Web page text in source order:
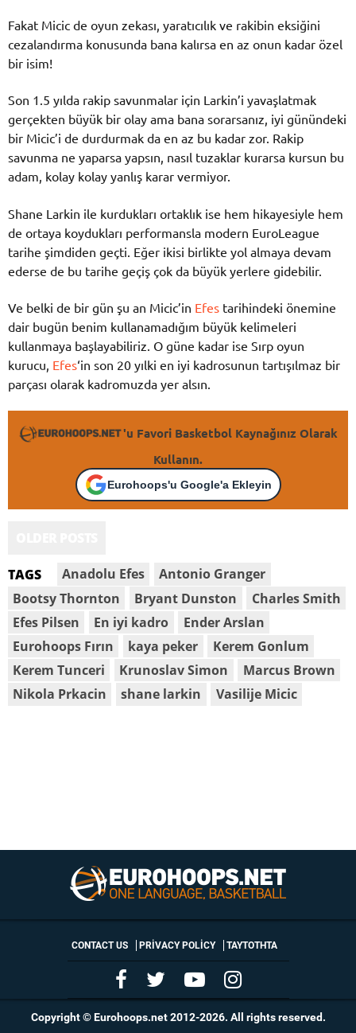
Fakat Micic de oyun zekası, yaratıcılık ve rakibin eksiğini
cezalandırma konusunda bana kalırsa en az onun kadar özel
bir isim!
Son 1.5 yılda rakip savunmalar için Larkin’i yavaşlatmak
gerçekten büyük bir olay ama bana sorarsanız, iyi günündeki
bir Micic’i de durdurmak da en az bu kadar zor. Rakip
savunma ne yaparsa yapsın, nasıl tuzaklar kurarsa kursun bu
adam, kolay kolay yanlış karar vermiyor.
Shane Larkin ile kurdukları ortaklık ise hem hikayesiyle hem
de ortaya koydukları performansla modern EuroLeague
tarihe şimdiden geçti. Eğer ikisi birlikte yol almaya devam
ederse de bu tarihe geçiş çok da büyük yerlere gidebilir.
Ve belki de bir gün şu an Micic’in Efes tarihindeki önemine
dair bugün benim kullanamadığım büyük kelimeleri
kullanmaya başlayabiliriz. O güne kadar ise Sırp oyun
kurucu, Efes‘in son 20 yılki en iyi kadrosunun tartışılmaz bir
parçası olarak kadromuzda yer alsın.
'u Favori Basketbol Kaynağınız Olarak
Kullanın.
Eurohoops'u Google'a Ekleyin
TAGS Anadolu Efes
Antonio Granger
Bootsy Thornton
Bryant Dunston
Charles Smith
Efes Pilsen
En iyi kadro
Ender Arslan
Eurohoops Fırın
kaya peker
Kerem Gonlum
Kerem Tunceri
Krunoslav Simon
Marcus Brown
Nikola Prkacin
shane larkin Vasilije Micic
CONTACT US PRIVACY POLICY ΤΑΥΤΟΤΗΤΑ
Copyright © Eurohoops.net 2012-2026. All rights reserved.